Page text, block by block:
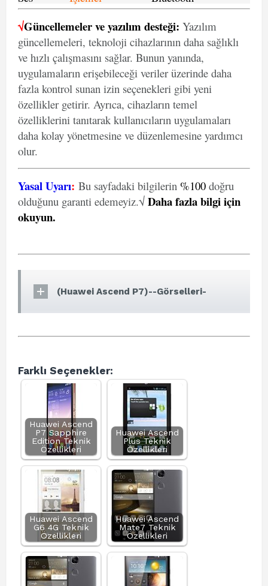
√Güncellemeler ve yazılım desteği: Yazılım
güncellemeleri, teknoloji cihazlarının daha sağlıklı
ve hızlı çalışmasını sağlar. Bunun yanında,
uygulamaların erişebileceği veriler üzerinde daha
fazla kontrol sunan izin seçenekleri gibi yeni
özellikler getirir. Ayrıca, cihazların temel
özelliklerini tanıtarak kullanıcıların uygulamaları
daha kolay yönetmesine ve düzenlemesine yardımcı
olur.
Yasal Uyarı: Bu sayfadaki bilgilerin %100 doğru
olduğunu garanti edemeyiz.√ Daha fazla bilgi için
okuyun.
(Huawei Ascend P7)--Görselleri-
Farklı Seçenekler:
Huawei Ascend
P7 Sapphire
Edition Teknik
Özellikleri
Huawei Ascend
Plus Teknik
Özellikleri
Huawei Ascend
G6 4G Teknik
Özellikleri
Huawei Ascend
Mate7 Teknik
Özellikleri